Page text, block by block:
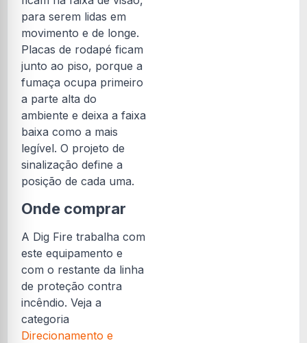
para serem lidas em
movimento e de longe.
Placas de rodapé ficam
junto ao piso, porque a
fumaça ocupa primeiro
a parte alta do
ambiente e deixa a faixa
baixa como a mais
legível. O projeto de
sinalização define a
posição de cada uma.
Onde comprar
A Dig Fire trabalha com
este equipamento e
com o restante da linha
de proteção contra
incêndio. Veja a
categoria
Direcionamento e